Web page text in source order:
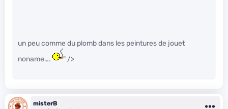
un peu comme du plomb dans les peintures de jouet
noname….
" />
misterB